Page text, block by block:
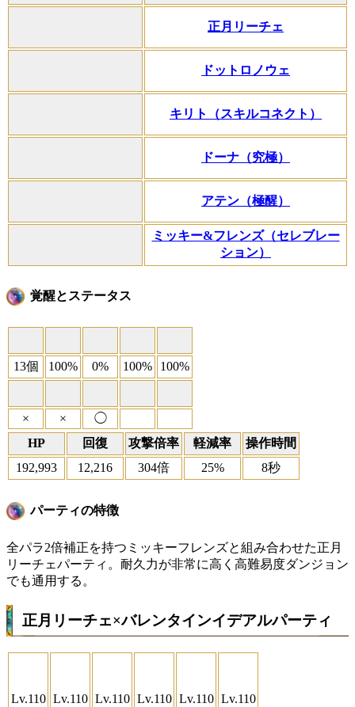
正月リーチェ
ドットロノウェ
キリト（スキルコネクト）
ドーナ（究極）
アテン（極醒）
ミッキー&フレンズ（セレブレー
ション）
覚醒とステータス
13個 100% 0% 100% 100%
× ×
◯
HP
回復 攻撃倍率 軽減率
操作時間
192,993
12,216 304倍 25% 8秒
パーティの特徴
全パラ2倍補正を持つミッキーフレンズと組み合わせた正月
リーチェパーティ。耐久力が非常に高く高難易度ダンジョン
でも通用する。
正月リーチェ×バレンタインイデアルパーティ
Lv.110 Lv.110 Lv.110 Lv.110 Lv.110 Lv.110